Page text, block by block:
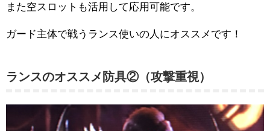
また空スロットも活用して応用可能です。
ガード主体で戦うランス使いの人にオススメです！
ランスのオススメ防具②（攻撃重視）